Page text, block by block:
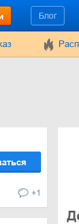
Блог
+1